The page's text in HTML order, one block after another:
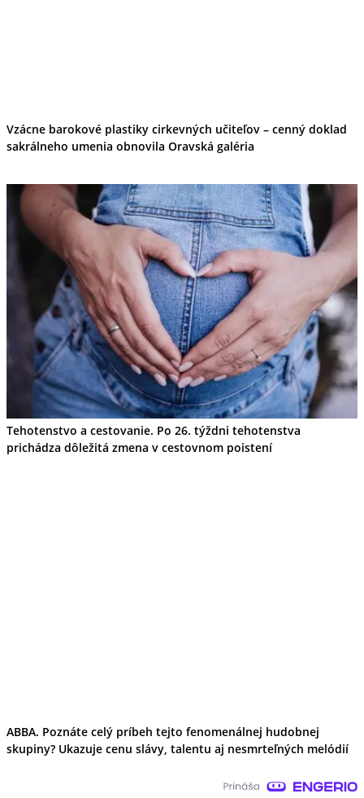
Vzácne barokové plastiky cirkevných učiteľov – cenný doklad
sakrálneho umenia obnovila Oravská galéria
Tehotenstvo a cestovanie. Po 26. týždni tehotenstva
prichádza dôležitá zmena v cestovnom poistení
ABBA. Poznáte celý príbeh tejto fenomenálnej hudobnej
skupiny? Ukazuje cenu slávy, talentu aj nesmrteľných melódií